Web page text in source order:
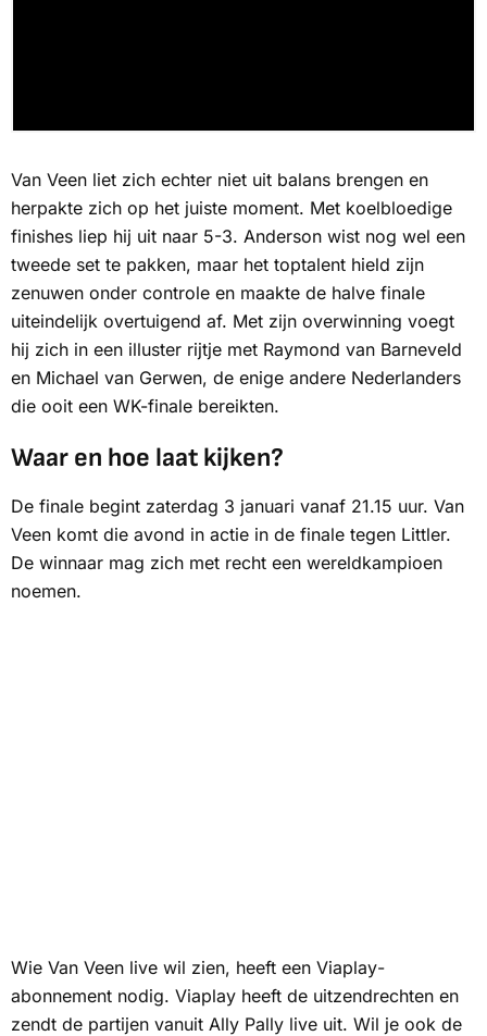
Van Veen liet zich echter niet uit balans brengen en
herpakte zich op het juiste moment. Met koelbloedige
finishes liep hij uit naar 5-3. Anderson wist nog wel een
tweede set te pakken, maar het toptalent hield zijn
zenuwen onder controle en maakte de halve finale
uiteindelijk overtuigend af. Met zijn overwinning voegt
hij zich in een illuster rijtje met Raymond van Barneveld
en Michael van Gerwen, de enige andere Nederlanders
die ooit een WK-finale bereikten.
Waar en hoe laat kijken?
De finale begint zaterdag 3 januari vanaf 21.15 uur. Van
Veen komt die avond in actie in de finale tegen Littler.
De winnaar mag zich met recht een wereldkampioen
noemen.
Wie Van Veen live wil zien, heeft een Viaplay-
abonnement nodig. Viaplay heeft de uitzendrechten en
zendt de partijen vanuit Ally Pally live uit. Wil je ook de